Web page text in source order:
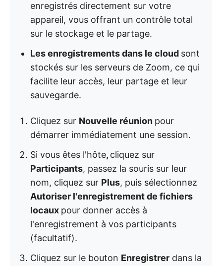
enregistrés directement sur votre
appareil, vous offrant un contrôle total
sur le stockage et le partage.
Les enregistrements dans le cloud sont
stockés sur les serveurs de Zoom, ce qui
facilite leur accès, leur partage et leur
sauvegarde.
Cliquez sur Nouvelle réunion pour
démarrer immédiatement une session.
Si vous êtes l'hôte, cliquez sur
Participants, passez la souris sur leur
nom, cliquez sur Plus, puis sélectionnez
Autoriser l'enregistrement de fichiers
locaux pour donner accès à
l'enregistrement à vos participants
(facultatif).
Cliquez sur le bouton Enregistrer dans la